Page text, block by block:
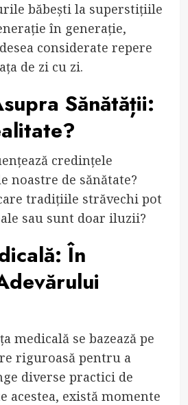
băbești la superstițiile
în generație,
considerate repere
de zi cu zi.
Sănătății:
credințele
noastre de sănătate?
tradițiile străvechi pot
sau sunt doar iluzii?
În
medicală se bazează pe
riguroasă pentru a
diverse practici de
acestea, există momente